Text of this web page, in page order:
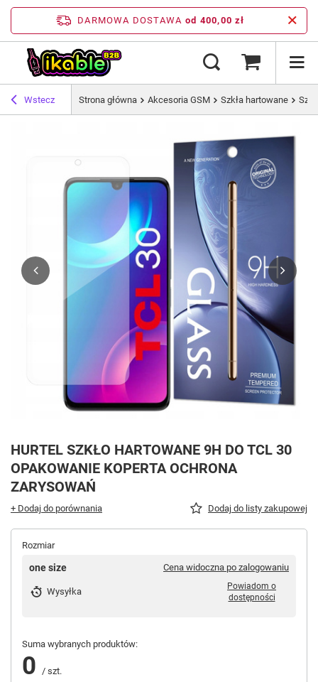
DARMOWA DOSTAWA od 400,00 zł
Wstecz Strona główna Akcesoria GSM Szkła hartowane
HURTEL SZKŁO HARTOWANE 9H DO TCL 30
OPAKOWANIE KOPERTA OCHRONA
ZARYSOWAŃ
+ Dodaj do porównania Dodaj do listy zakupowej
Rozmiar
one size Cena widoczna po zalogowaniu
Wysyłka
Powiadom o
dostępności
Suma wybranych produktów:
0 / szt.